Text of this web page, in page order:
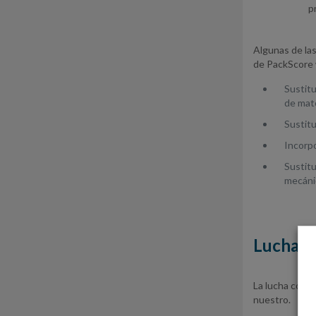
Algunas de
de
de
Lucha
La lucha
nuestro.